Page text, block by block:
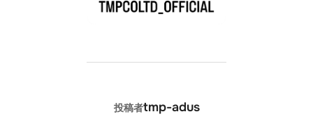
投稿者
投稿者tmp-adus